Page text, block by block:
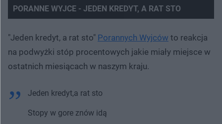
PORANNE WYJCE - JEDEN KREDYT, A RAT STO
"Jeden kredyt, a rat sto" Porannych Wyjców to reakcja
na podwyżki stóp procentowych jakie miały miejsce w
ostatnich miesiącach w naszym kraju.
Jeden kredyt,a rat sto
Stopy w gore znów idą